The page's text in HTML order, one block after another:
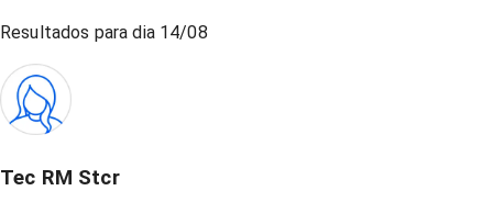
Resultados para dia 14/08
Tec RM Stcr